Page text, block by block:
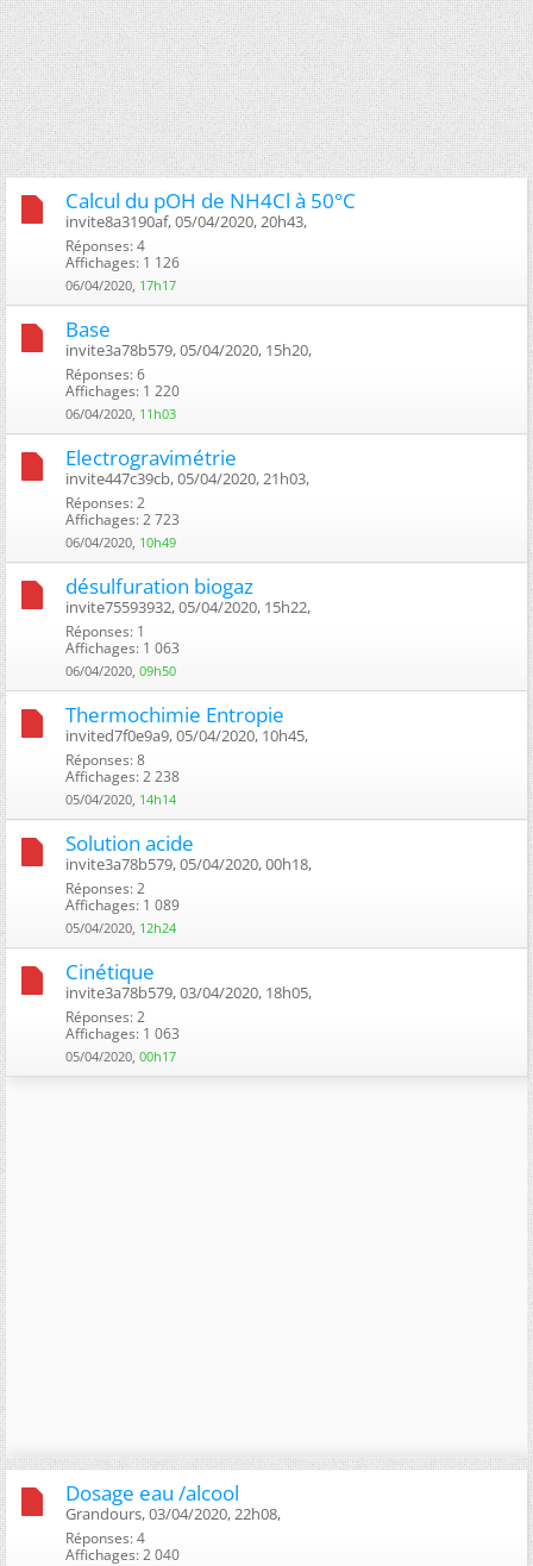
Calcul du pOH de NH4Cl à 50°C
invite8a3190af, 05/04/2020, 20h43, ‎
Réponses: 4
Affichages: 1 126
06/04/2020, 17h17
Base
invite3a78b579, 05/04/2020, 15h20, ‎
Réponses: 6
Affichages: 1 220
06/04/2020, 11h03
Electrogravimétrie
invite447c39cb, 05/04/2020, 21h03, ‎
Réponses: 2
Affichages: 2 723
06/04/2020, 10h49
désulfuration biogaz
invite75593932, 05/04/2020, 15h22, ‎
Réponses: 1
Affichages: 1 063
06/04/2020, 09h50
Thermochimie Entropie
invited7f0e9a9, 05/04/2020, 10h45, ‎
Réponses: 8
Affichages: 2 238
05/04/2020, 14h14
Solution acide
invite3a78b579, 05/04/2020, 00h18, ‎
Réponses: 2
Affichages: 1 089
05/04/2020, 12h24
Cinétique
invite3a78b579, 03/04/2020, 18h05, ‎
Réponses: 2
Affichages: 1 063
05/04/2020, 00h17
Dosage eau /alcool
Grandours, 03/04/2020, 22h08, ‎
Réponses: 4
Affichages: 2 040